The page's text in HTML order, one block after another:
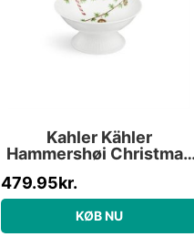
Kahler Kähler
Hammershøi Christmas
Christensen Møbler :
Erling Christensen
Møbler
479.95kr.
KØB NU